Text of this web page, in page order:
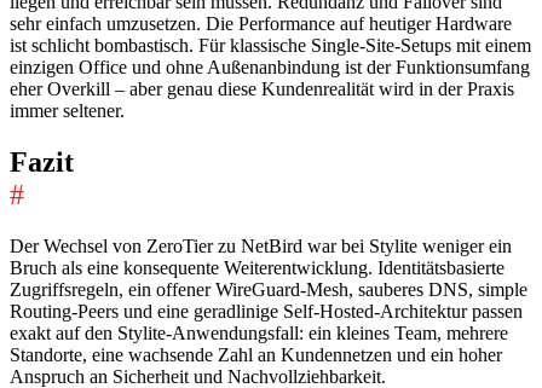
sehr einfach umzusetzen. Die Performance auf heutiger Hardware
ist schlicht bombastisch. Für klassische Single-Site-Setups mit einem
einzigen Office und ohne Außenanbindung ist der Funktionsumfang
eher Overkill – aber genau diese Kundenrealität wird in der Praxis
immer seltener.
Fazit
#
Der Wechsel von ZeroTier zu NetBird war bei Stylite weniger ein
Bruch als eine konsequente Weiterentwicklung. Identitätsbasierte
Zugriffsregeln, ein offener WireGuard-Mesh, sauberes DNS, simple
Routing-Peers und eine geradlinige Self-Hosted-Architektur passen
exakt auf den Stylite-Anwendungsfall: ein kleines Team, mehrere
Standorte, eine wachsende Zahl an Kundennetzen und ein hoher
Anspruch an Sicherheit und Nachvollziehbarkeit.